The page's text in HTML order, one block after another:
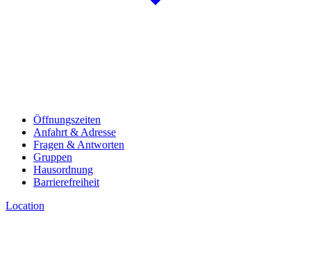
Öffnungszeiten
Anfahrt & Adresse
Fragen & Antworten
Gruppen
Hausordnung
Barrierefreiheit
Location